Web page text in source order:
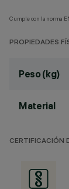
Cumple con la norma
PROPIEDADES
Peso (kg)
Material
CERTIFICACIÓN